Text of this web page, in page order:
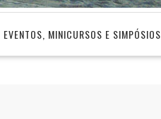
EVENTOS, MINICURSOS E SIMPÓSIOS